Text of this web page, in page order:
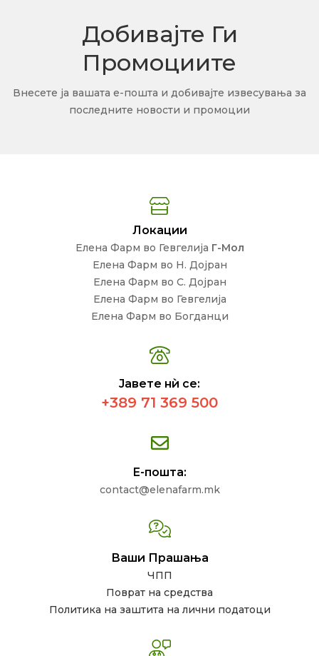
Добивајте Ги
Промоциите
Внесете ја вашата е-пошта и добивајте извесувања за
последните новости и промоции
Локации
Елена Фарм во Гевгелија Г-Мол
Елена Фарм во Н. Дојран
Елена Фарм во С. Дојран
Елена Фарм во Гевгелија
Елена Фарм во Богданци
Јавете нѝ се:
+389 71 369 500
Е-пошта:
contact@elenafarm.mk
Ваши Прашања
ЧПП
Поврат на средства
Политика на заштита на лични податоци